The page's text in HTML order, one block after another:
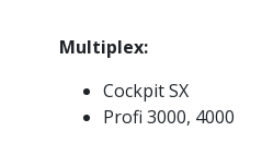
Multiplex:
Cockpit SX
Profi 3000, 4000